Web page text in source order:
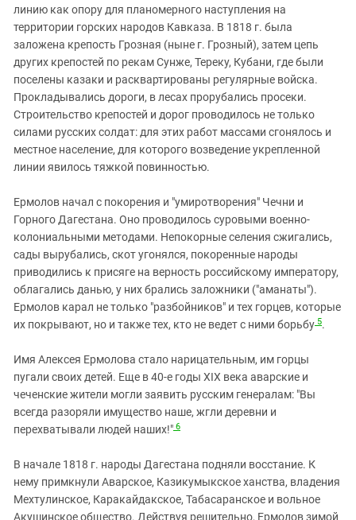
линию как опору для планомерного наступления на
территории горских народов Кавказа. В 1818 г. была
заложена крепость Грозная (ныне г. Грозный), затем цепь
других крепостей по рекам Сунже, Тереку, Кубани, где были
поселены казаки и расквартированы регулярные войска.
Прокладывались дороги, в лесах прорубались просеки.
Строительство крепостей и дорог проводилось не только
силами русских солдат: для этих работ массами сгонялось и
местное население, для которого возведение укрепленной
линии явилось тяжкой повинностью.
Ермолов начал с покорения и "умиротворения" Чечни и
Горного Дагестана. Оно проводилось суровыми военно-
колониальными методами. Непокорные селения сжигались,
сады вырубались, скот угонялся, покоренные народы
приводились к присяге на верность российскому императору,
облагались данью, у них брались заложники ("аманаты").
Ермолов карал не только "разбойников" и тех горцев, которые
их покрывают, но и также тех, кто не ведет с ними борьбу 5.
Имя Алексея Ермолова стало нарицательным, им горцы
пугали своих детей. Еще в 40-е годы XIX века аварские и
чеченские жители могли заявить русским генералам: "Вы
всегда разоряли имущество наше, жгли деревни и
перехватывали людей наших!" 6
В начале 1818 г. народы Дагестана подняли восстание. К
нему примкнули Аварское, Казикумыкское ханства, владения
Мехтулинское, Каракайдакское, Табасаранское и вольное
Акушинское общество. Действуя решительно, Ермолов зимой